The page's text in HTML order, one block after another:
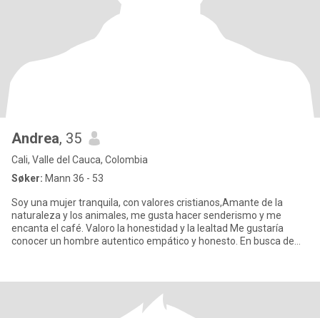
Andrea, 35
Cali, Valle del Cauca, Colombia
Søker: Mann 36 - 53
Soy una mujer tranquila, con valores cristianos,Amante de la
naturaleza y los animales, me gusta hacer senderismo y me
encanta el café. Valoro la honestidad y la lealtad Me gustaría
conocer un hombre autentico empático y honesto. En busca de